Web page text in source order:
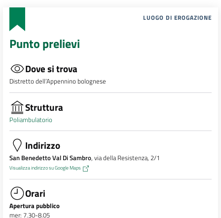
LUOGO DI EROGAZIONE
Punto prelievi
Dove si trova
Distretto dell’Appennino bolognese
Struttura
Poliambulatorio
Indirizzo
San Benedetto Val Di Sambro, via della Resistenza, 2/1
Visualizza indirizzo su Google Maps
Orari
Apertura pubblico
mer: 7.30-8.05